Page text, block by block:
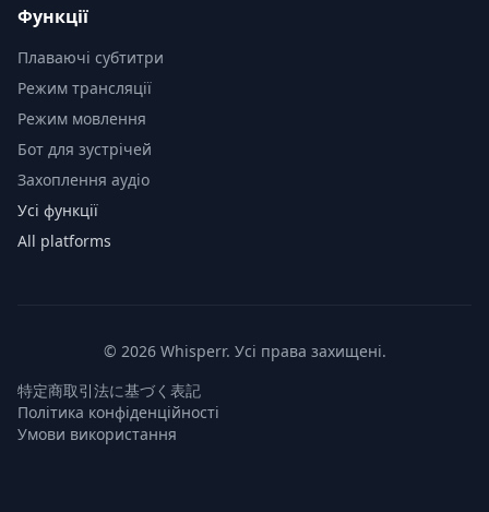
Функції
Плаваючі субтитри
Режим трансляції
Режим мовлення
Бот для зустрічей
Захоплення аудіо
Усі функції
All platforms
© 2026 Whisperr. Усі права захищені.
特定商取引法に基づく表記
Політика конфіденційності
Умови використання